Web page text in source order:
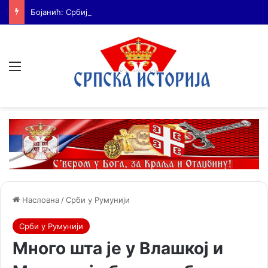
Насловна /Срби у Румунији
Срби у Румунији
Много шта је у Влашкој и